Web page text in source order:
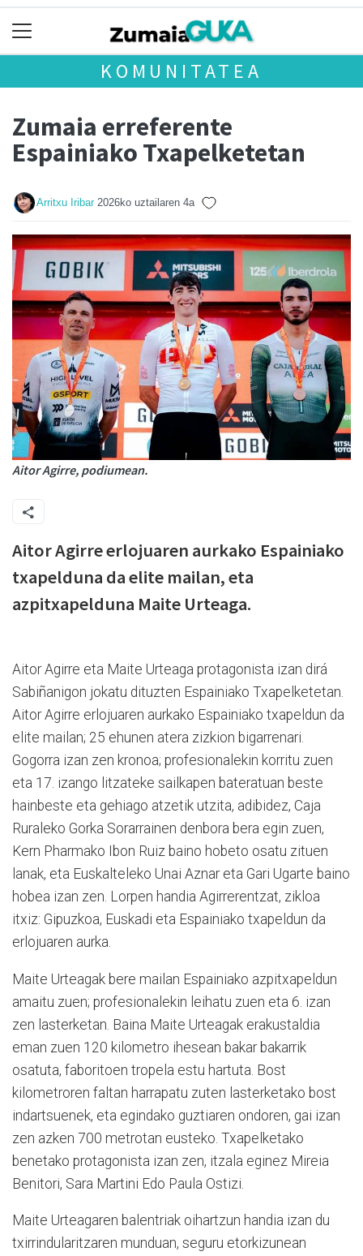
KOMUNITATEA
Zumaia erreferente
Espainiako Txapelketetan
Arritxu Iribar 2026ko uztailaren 4a
Aitor Agirre, podiumean.
Aitor Agirre erlojuaren aurkako Espainiako
txapelduna da elite mailan, eta
azpitxapelduna Maite Urteaga.
Aitor Agirre eta Maite Urteaga protagonista izan dirá
Sabiñanigon jokatu dituzten Espainiako Txapelketetan.
Aitor Agirre erlojuaren aurkako Espainiako txapeldun da
elite mailan; 25 ehunen atera zizkion bigarrenari.
Gogorra izan zen kronoa; profesionalekin korritu zuen
eta 17. izango litzateke sailkapen bateratuan beste
hainbeste eta gehiago atzetik utzita, adibidez, Caja
Ruraleko Gorka Sorarrainen denbora bera egin zuen,
Kern Pharmako Ibon Ruiz baino hobeto osatu zituen
lanak, eta Euskalteleko Unai Aznar eta Gari Ugarte baino
hobea izan zen. Lorpen handia Agirrerentzat, zikloa
itxiz: Gipuzkoa, Euskadi eta Espainiako txapeldun da
erlojuaren aurka.
Maite Urteagak bere mailan Espainiako azpitxapeldun
amaitu zuen; profesionalekin leihatu zuen eta 6. izan
zen lasterketan. Baina Maite Urteagak erakustaldia
eman zuen 120 kilometro ihesean bakar bakarrik
osatuta, faboritoen tropela estu hartuta. Bost
kilometroren faltan harrapatu zuten lasterketako bost
indartsuenek, eta egindako guztiaren ondoren, gai izan
zen azken 700 metrotan eusteko. Txapelketako
benetako protagonista izan zen, itzala eginez Mireia
Benitori, Sara Martini Edo Paula Ostizi.
Maite Urteagaren balentriak oihartzun handia izan du
txirrindularitzaren munduan, seguru etorkizunean